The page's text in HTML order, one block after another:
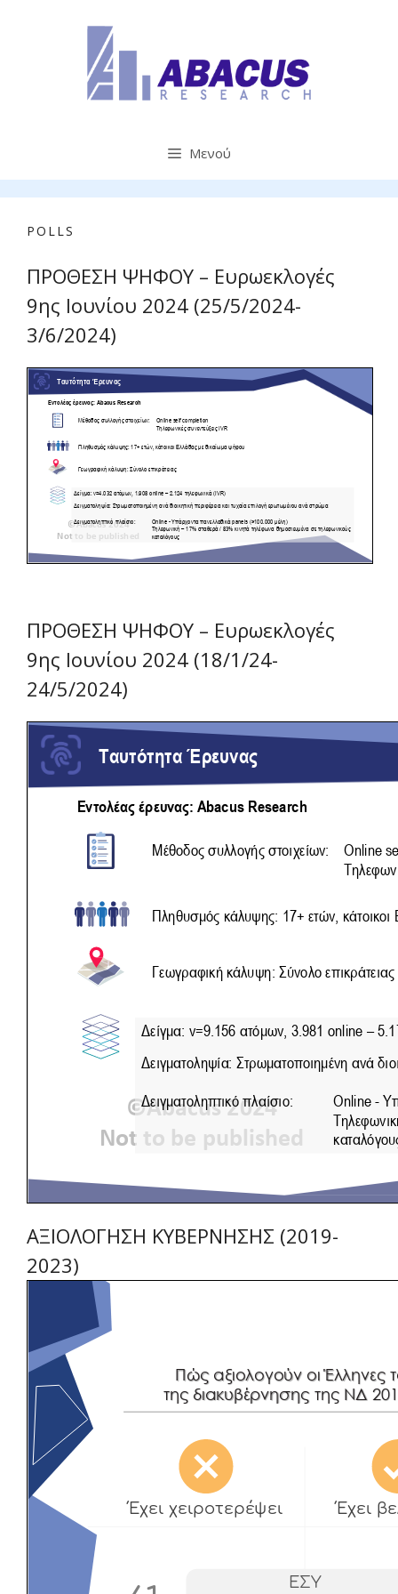
Μενού
POLLS
ΠΡΟΘΕΣΗ ΨΗΦΟΥ – Ευρωεκλογές
9ης Ιουνίου 2024 (25/5/2024-
3/6/2024)
ΠΡΟΘΕΣΗ ΨΗΦΟΥ – Ευρωεκλογές
9ης Ιουνίου 2024 (18/1/24-
24/5/2024)
ΑΞΙΟΛΟΓΗΣΗ ΚΥΒΕΡΝΗΣΗΣ (2019-
2023)